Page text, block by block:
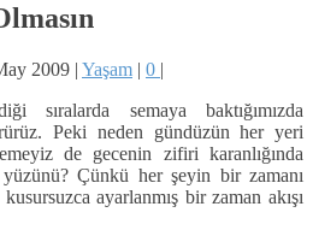
2009 | Yaşam | 0 |
sıralarda semaya baktığımızda
Peki neden gündüzün her yeri
de gecenin zifiri karanlığında
Çünkü her şeyin bir zamanı
ayarlanmış bir zaman akışı